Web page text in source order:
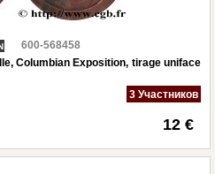
600-568458
Columbian Exposition, tirage uniface
3 Участников
12 €